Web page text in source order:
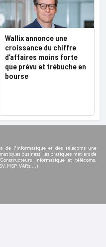
Wallix annonce une
croissance du chiffre
d’affaires moins forte
que prévu et trébuche en
bourse
de l'informatique et des télécoms une
business, les pratiques métiers de
informatique et télécoms,
MSP, VARs,...)